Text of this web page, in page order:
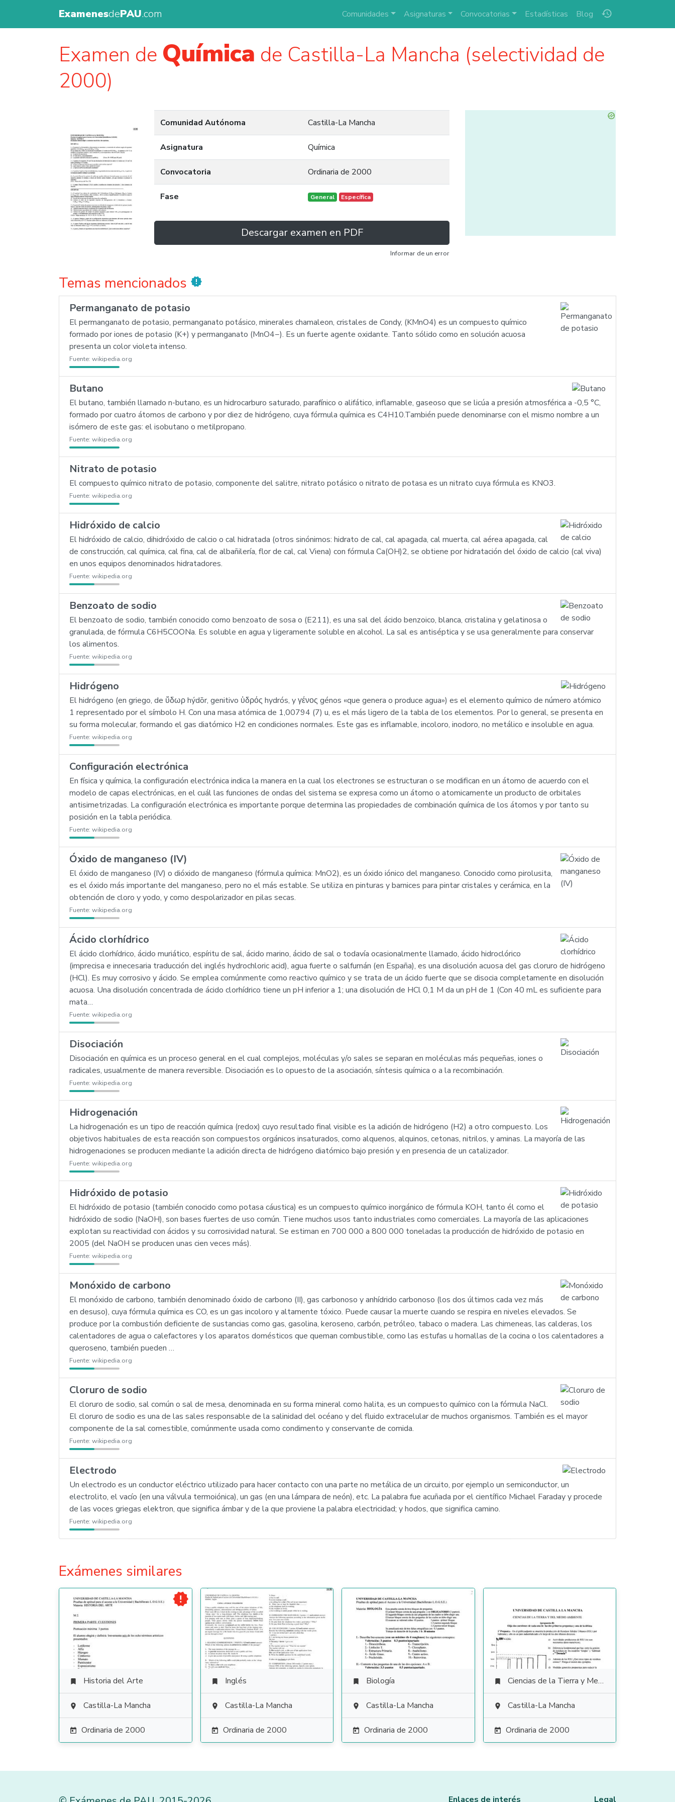
ExamenesdePAU.com history
Comunidades Asignaturas Convocatorias Estadísticas Blog
Examen de Química de Castilla-La Mancha (selectividad de
2000)
Comunidad Autónoma Castilla-La Mancha
Asignatura Química
Convocatoria Ordinaria de 2000
Fase General Específica
Descargar examen en PDF
Informar de un error
Temas mencionados new_releases
Permanganato de potasio
El permanganato de potasio, permanganato potásico, minerales chamaleon, cristales de Condy, (KMnO4) es un compuesto químico
formado por iones de potasio (K+) y permanganato (MnO4−). Es un fuerte agente oxidante. Tanto sólido como en solución acuosa
presenta un color violeta intenso.
Fuente: wikipedia.org
Butano
El butano, también llamado n-butano, es un hidrocarburo saturado, parafínico o alifático, inflamable, gaseoso que se licúa a presión atmosférica a -0,5 °C,
formado por cuatro átomos de carbono y por diez de hidrógeno, cuya fórmula química es C4H10.También puede denominarse con el mismo nombre a un
isómero de este gas: el isobutano o metilpropano.
Fuente: wikipedia.org
Nitrato de potasio
El compuesto químico nitrato de potasio, componente del salitre, nitrato potásico o nitrato de potasa es un nitrato cuya fórmula es KNO3.
Fuente: wikipedia.org
Hidróxido de calcio
El hidróxido de calcio, dihidróxido de calcio o cal hidratada (otros sinónimos: hidrato de cal, cal apagada, cal muerta, cal aérea apagada, cal
de construcción, cal química, cal fina, cal de albañilería, flor de cal, cal Viena) con fórmula Ca(OH)2, se obtiene por hidratación del óxido de calcio (cal viva)
en unos equipos denominados hidratadores.
Fuente: wikipedia.org
Benzoato de sodio
El benzoato de sodio, también conocido como benzoato de sosa o (E211), es una sal del ácido benzoico, blanca, cristalina y gelatinosa o
granulada, de fórmula C6H5COONa. Es soluble en agua y ligeramente soluble en alcohol. La sal es antiséptica y se usa generalmente para conservar
los alimentos.
Fuente: wikipedia.org
Hidrógeno
El hidrógeno (en griego, de ὕδωρ hýdōr, genitivo ὑδρός hydrós, y γένος génos «que genera o produce agua») es el elemento químico de número atómico
1 representado por el símbolo H. Con una masa atómica de 1,00794 (7) u, es el más ligero de la tabla de los elementos. Por lo general, se presenta en
su forma molecular, formando el gas diatómico H2 en condiciones normales. Este gas es inflamable, incoloro, inodoro, no metálico e insoluble en agua.
Fuente: wikipedia.org
Configuración electrónica
En física y química, la configuración electrónica indica la manera en la cual los electrones se estructuran o se modifican en un átomo de acuerdo con el
modelo de capas electrónicas, en el cuál las funciones de ondas del sistema se expresa como un átomo o atomicamente un producto de orbitales
antisimetrizadas. La configuración electrónica es importante porque determina las propiedades de combinación química de los átomos y por tanto su
posición en la tabla periódica.
Fuente: wikipedia.org
Óxido de manganeso (IV)
El óxido de manganeso (IV) o dióxido de manganeso (fórmula química: MnO2), es un óxido iónico del manganeso. Conocido como pirolusita,
es el óxido más importante del manganeso, pero no el más estable. Se utiliza en pinturas y barnices para pintar cristales y cerámica, en la
obtención de cloro y yodo, y como despolarizador en pilas secas.
Fuente: wikipedia.org
Ácido clorhídrico
El ácido clorhídrico, ácido muriático, espíritu de sal, ácido marino, ácido de sal o todavía ocasionalmente llamado, ácido hidroclórico
(imprecisa e innecesaria traducción del inglés hydrochloric acid), agua fuerte o salfumán (en España), es una disolución acuosa del gas cloruro de hidrógeno
(HCl). Es muy corrosivo y ácido. Se emplea comúnmente como reactivo químico y se trata de un ácido fuerte que se disocia completamente en disolución
acuosa. Una disolución concentrada de ácido clorhídrico tiene un pH inferior a 1; una disolución de HCl 0,1 M da un pH de 1 (Con 40 mL es suficiente para
mata…
Fuente: wikipedia.org
Disociación
Disociación en química es un proceso general en el cual complejos, moléculas y/o sales se separan en moléculas más pequeñas, iones o
radicales, usualmente de manera reversible. Disociación es lo opuesto de la asociación, síntesis química o a la recombinación.
Fuente: wikipedia.org
Hidrogenación
La hidrogenación es un tipo de reacción química (redox) cuyo resultado final visible es la adición de hidrógeno (H2) a otro compuesto. Los
objetivos habituales de esta reacción son compuestos orgánicos insaturados, como alquenos, alquinos, cetonas, nitrilos, y aminas. La mayoría de las
hidrogenaciones se producen mediante la adición directa de hidrógeno diatómico bajo presión y en presencia de un catalizador.
Fuente: wikipedia.org
Hidróxido de potasio
El hidróxido de potasio (también conocido como potasa cáustica) es un compuesto químico inorgánico de fórmula KOH, tanto él como el
hidróxido de sodio (NaOH), son bases fuertes de uso común. Tiene muchos usos tanto industriales como comerciales. La mayoría de las aplicaciones
explotan su reactividad con ácidos y su corrosividad natural. Se estiman en 700 000 a 800 000 toneladas la producción de hidróxido de potasio en
2005 (del NaOH se producen unas cien veces más).
Fuente: wikipedia.org
Monóxido de carbono
El monóxido de carbono, también denominado óxido de carbono (II), gas carbonoso y anhídrido carbonoso (los dos últimos cada vez más
en desuso), cuya fórmula química es CO, es un gas incoloro y altamente tóxico. Puede causar la muerte cuando se respira en niveles elevados. Se
produce por la combustión deficiente de sustancias como gas, gasolina, keroseno, carbón, petróleo, tabaco o madera. Las chimeneas, las calderas, los
calentadores de agua o calefactores y los aparatos domésticos que queman combustible, como las estufas u hornallas de la cocina o los calentadores a
queroseno, también pueden …
Fuente: wikipedia.org
Cloruro de sodio
El cloruro de sodio, sal común o sal de mesa, denominada en su forma mineral como halita, es un compuesto químico con la fórmula NaCl.
El cloruro de sodio es una de las sales responsable de la salinidad del océano y del fluido extracelular de muchos organismos. También es el mayor
componente de la sal comestible, comúnmente usada como condimento y conservante de comida.
Fuente: wikipedia.org
Electrodo
Un electrodo es un conductor eléctrico utilizado para hacer contacto con una parte no metálica de un circuito, por ejemplo un semiconductor, un
electrolito, el vacío (en una válvula termoiónica), un gas (en una lámpara de neón), etc. La palabra fue acuñada por el científico Michael Faraday y procede
de las voces griegas elektron, que significa ámbar y de la que proviene la palabra electricidad; y hodos, que significa camino.
Fuente: wikipedia.org
Exámenes similares

 Historia del Arte
 Castilla-La Mancha
 Ordinaria de 2000
 Inglés
 Castilla-La Mancha
 Ordinaria de 2000
 Biología
 Castilla-La Mancha
 Ordinaria de 2000
 Ciencias de la Tierra y Medioambientales
 Castilla-La Mancha
 Ordinaria de 2000
Enlaces de interés Legal